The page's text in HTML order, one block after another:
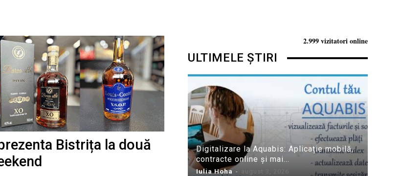
Bistrița la două
2.999 vizitatori online
ULTIMELE ȘTIRI
Digitalizare la Aquabis: Aplicație mobilă,
contracte online și mai...
Iulia Hoha - august 3, 2026